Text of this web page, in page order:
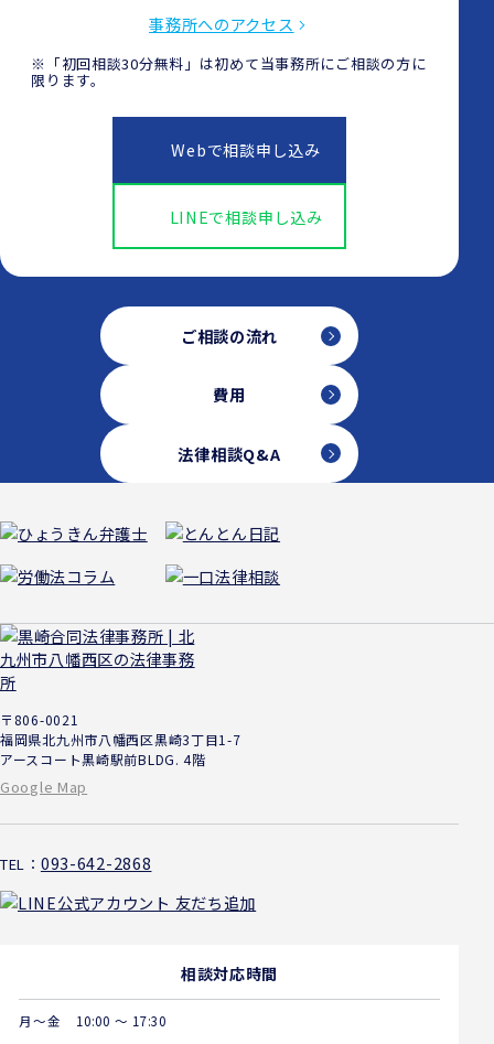
事務所へのアクセス
※「初回相談30分無料」は初めて当事務所にご相談の方に
限ります。
Webで相談申し込み
LINEで相談申し込み
ご相談の流れ
費用
法律相談Q&A
〒806-0021
福岡県北九州市八幡西区黒崎3丁目1-7
アースコート黒崎駅前BLDG. 4階
Google Map
TEL： 093-642-2868
相談対応時間
月～金
10:00 ～ 17:30